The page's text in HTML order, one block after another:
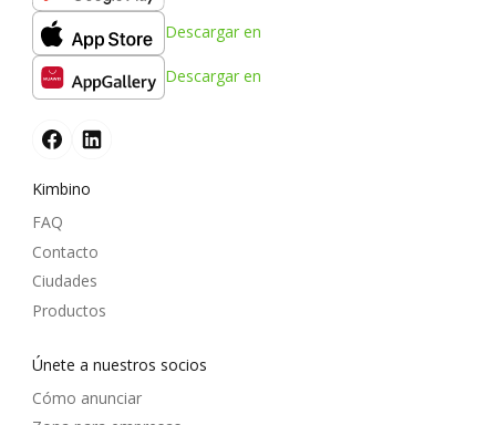
Descargar en
Descargar en
Kimbino
FAQ
Contacto
Ciudades
Productos
Únete a nuestros socios
Cómo anunciar